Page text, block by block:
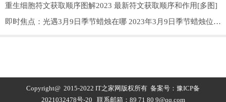
重生细胞符文获取顺序图解2023 最新符文获取顺序和作用[多图]
即时焦点：光遇3月9日季节蜡烛在哪 2023年3月9日季节蜡烛位置分享[多图]
Copyright@ 2015-2022 IT之家网版权所有 备案号： 豫ICP备
2021032478号-20 联系邮箱：89 71 80 9@qq.com